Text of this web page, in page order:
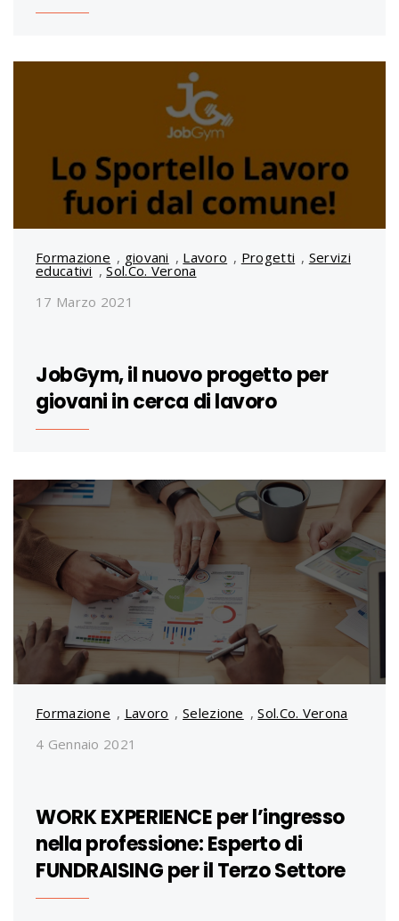
Formazione , giovani , Lavoro , Progetti , Servizi
educativi ,Sol.Co. Verona
17 Marzo 2021
JobGym, il nuovo progetto per
giovani in cerca di lavoro
Formazione , Lavoro ,Selezione ,Sol.Co. Verona
4 Gennaio 2021
WORK EXPERIENCE per l’ingresso
nella professione: Esperto di
FUNDRAISING per il Terzo Settore